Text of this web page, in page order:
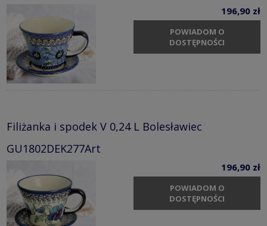
196,90 zł
POWIADOM O
DOSTĘPNOŚCI
Filiżanka i spodek V 0,24 L Bolesławiec
GU1802DEK277Art
196,90 zł
POWIADOM O
DOSTĘPNOŚCI